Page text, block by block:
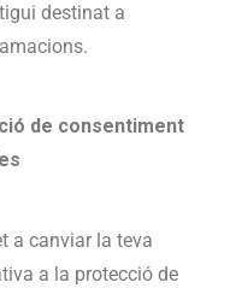
destinat a
de consentiment
a canviar la teva
a la protecció de